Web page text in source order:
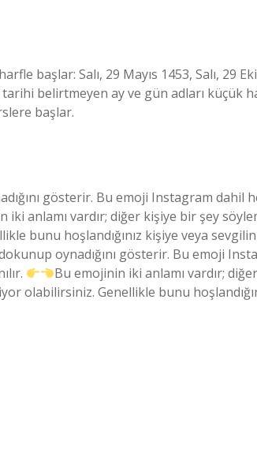
başlar: Salı, 29 Mayıs 1453, Salı, 29
belirtmeyen ay ve gün adları küçük
başlar.
gösterir. Bu emoji Instagram dahil
iki anlamı vardır; diğer kişiye bir şey
bunu hoşlandığınız kişiye veya
oynadığını gösterir. Bu emoji
Bu emojinin iki anlamı vardır;
olabilirsiniz. Genellikle bunu